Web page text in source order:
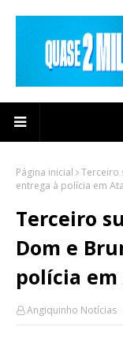
Página inicial
Terceiro
entrega à polícia em
Terceiro
Dom e
polícia
Angiquinho Notícias